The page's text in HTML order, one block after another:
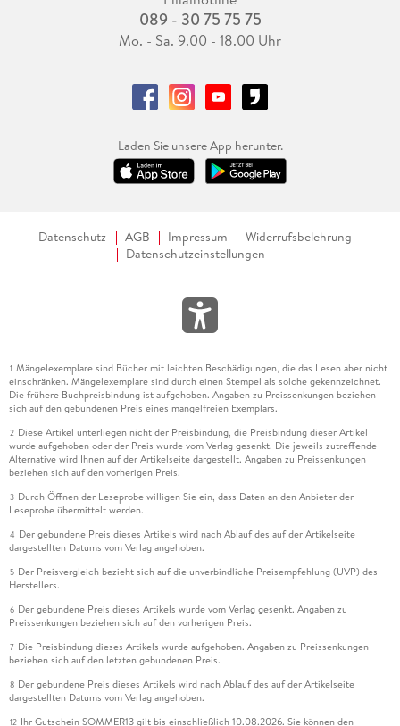
089 - 30 75 75 75
Mo. - Sa. 9.00 - 18.00 Uhr
Laden Sie unsere App herunter.
Datenschutz AGB Impressum
Widerrufsbelehrung
Datenschutzeinstellungen
1 Mängelexemplare sind Bücher mit leichten Beschädigungen, die das Lesen aber nicht
einschränken. Mängelexemplare sind durch einen Stempel als solche gekennzeichnet.
Die frühere Buchpreisbindung ist aufgehoben. Angaben zu Preissenkungen beziehen
sich auf den gebundenen Preis eines mangelfreien Exemplars.
2 Diese Artikel unterliegen nicht der Preisbindung, die Preisbindung dieser Artikel
wurde aufgehoben oder der Preis wurde vom Verlag gesenkt. Die jeweils zutreffende
Alternative wird Ihnen auf der Artikelseite dargestellt. Angaben zu Preissenkungen
beziehen sich auf den vorherigen Preis.
3 Durch Öffnen der Leseprobe willigen Sie ein, dass Daten an den Anbieter der
Leseprobe übermittelt werden.
4 Der gebundene Preis dieses Artikels wird nach Ablauf des auf der Artikelseite
dargestellten Datums vom Verlag angehoben.
5 Der Preisvergleich bezieht sich auf die unverbindliche Preisempfehlung (UVP) des
Herstellers.
6 Der gebundene Preis dieses Artikels wurde vom Verlag gesenkt. Angaben zu
Preissenkungen beziehen sich auf den vorherigen Preis.
7 Die Preisbindung dieses Artikels wurde aufgehoben. Angaben zu Preissenkungen
beziehen sich auf den letzten gebundenen Preis.
8 Der gebundene Preis dieses Artikels wird nach Ablauf des auf der Artikelseite
dargestellten Datums vom Verlag angehoben.
12 Ihr Gutschein SOMMER13 gilt bis einschließlich 10.08.2026. Sie können den